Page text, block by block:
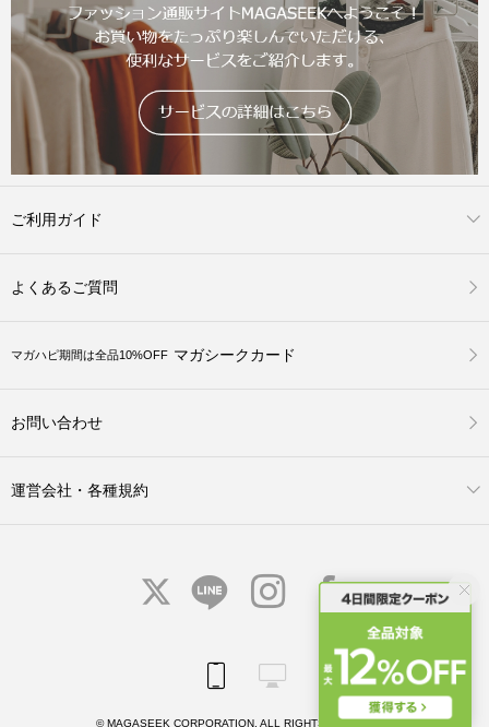
ご利用ガイド
よくあるご質問
マガハピ期間は全品10%OFF マガシークカード
お問い合わせ
運営会社・各種規約
© MAGASEEK CORPORATION. ALL RIGHTS RESERVED.